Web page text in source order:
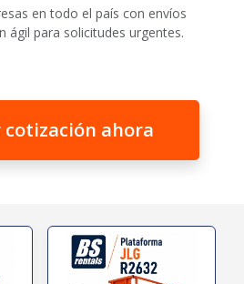
en todo el país con envíos
ágil para solicitudes urgentes.
ahora